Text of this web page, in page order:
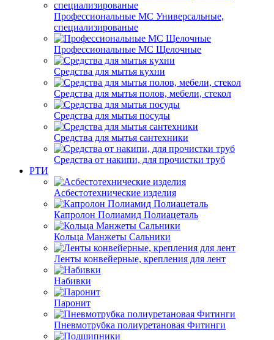
Профессиональные МС Универсальные,
специализированые
Профессиональные МС Щелочные
Средства для мытья кухни
Средства для мытья полов, мебели, стекол
Средства для мытья посуды
Средства для мытья сантехники
Средства от накипи, для прочистки труб
РТИ
Асбестотехнические изделия
Капролон Полиамид Полиацеталь
Кольца Манжеты Сальники
Ленты конвейерные, крепления для лент
Набивки
Паронит
Пневмотрубка полиуретановая Фитинги